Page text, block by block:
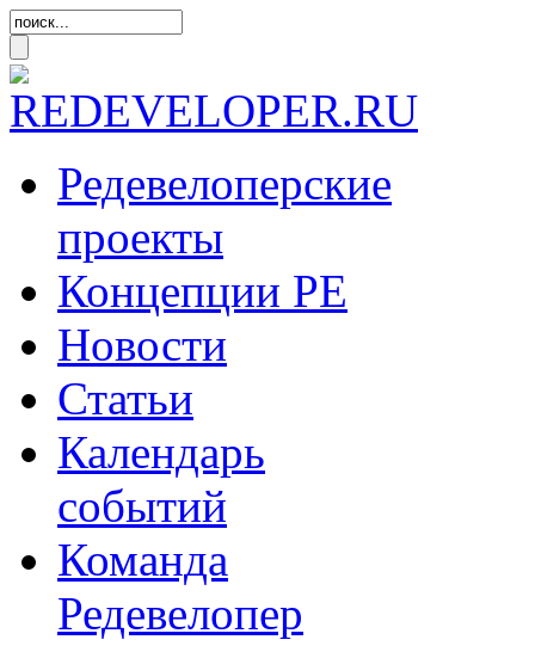
Редевелоперские
проекты
Концепции РЕ
Новости
Статьи
Календарь
событий
Команда
Редевелопер